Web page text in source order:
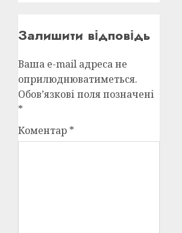
Залишити відповідь
Ваша e-mail адреса не
оприлюднюватиметься.
Обов’язкові поля позначені
*
Коментар *